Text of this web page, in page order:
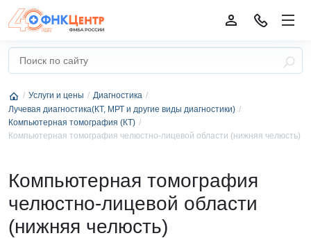
Услуги и цены
Диагностика
Лучевая диагностика(КТ, МРТ и другие виды диагностики)
Компьютерная томография (КТ)
Компьютерная томография челюстно-лицевой области (нижняя челюсть)
Компьютерная томография
челюстно-лицевой области
(нижняя челюсть)